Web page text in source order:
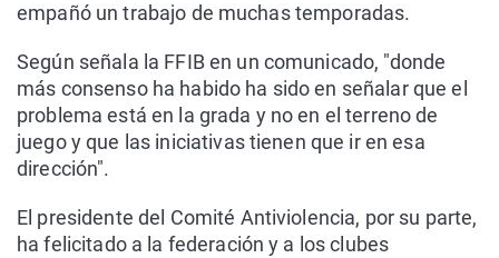
empañó un trabajo de muchas temporadas.
Según señala la FFIB en un comunicado, "donde
más consenso ha habido ha sido en señalar que el
problema está en la grada y no en el terreno de
juego y que las iniciativas tienen que ir en esa
dirección".
El presidente del Comité Antiviolencia, por su parte,
ha felicitado a la federación y a los clubes